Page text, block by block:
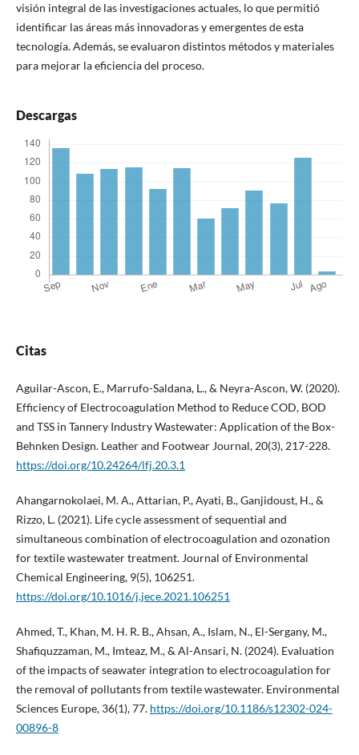
visión integral de las investigaciones actuales, lo que permitió
identificar las áreas más innovadoras y emergentes de esta
tecnología. Además, se evaluaron distintos métodos y materiales
para mejorar la eficiencia del proceso.
Descargas
Citas
Aguilar-Ascon, E., Marrufo-Saldana, L., & Neyra-Ascon, W. (2020).
Efficiency of Electrocoagulation Method to Reduce COD, BOD
and TSS in Tannery Industry Wastewater: Application of the Box-
Behnken Design. Leather and Footwear Journal, 20(3), 217-228.
https://doi.org/10.24264/lfj.20.3.1
Ahangarnokolaei, M. A., Attarian, P., Ayati, B., Ganjidoust, H., &
Rizzo, L. (2021). Life cycle assessment of sequential and
simultaneous combination of electrocoagulation and ozonation
for textile wastewater treatment. Journal of Environmental
Chemical Engineering, 9(5), 106251.
https://doi.org/10.1016/j.jece.2021.106251
Ahmed, T., Khan, M. H. R. B., Ahsan, A., Islam, N., El-Sergany, M.,
Shafiquzzaman, M., Imteaz, M., & Al-Ansari, N. (2024). Evaluation
of the impacts of seawater integration to electrocoagulation for
the removal of pollutants from textile wastewater. Environmental
Sciences Europe, 36(1), 77. https://doi.org/10.1186/s12302-024-
00896-8